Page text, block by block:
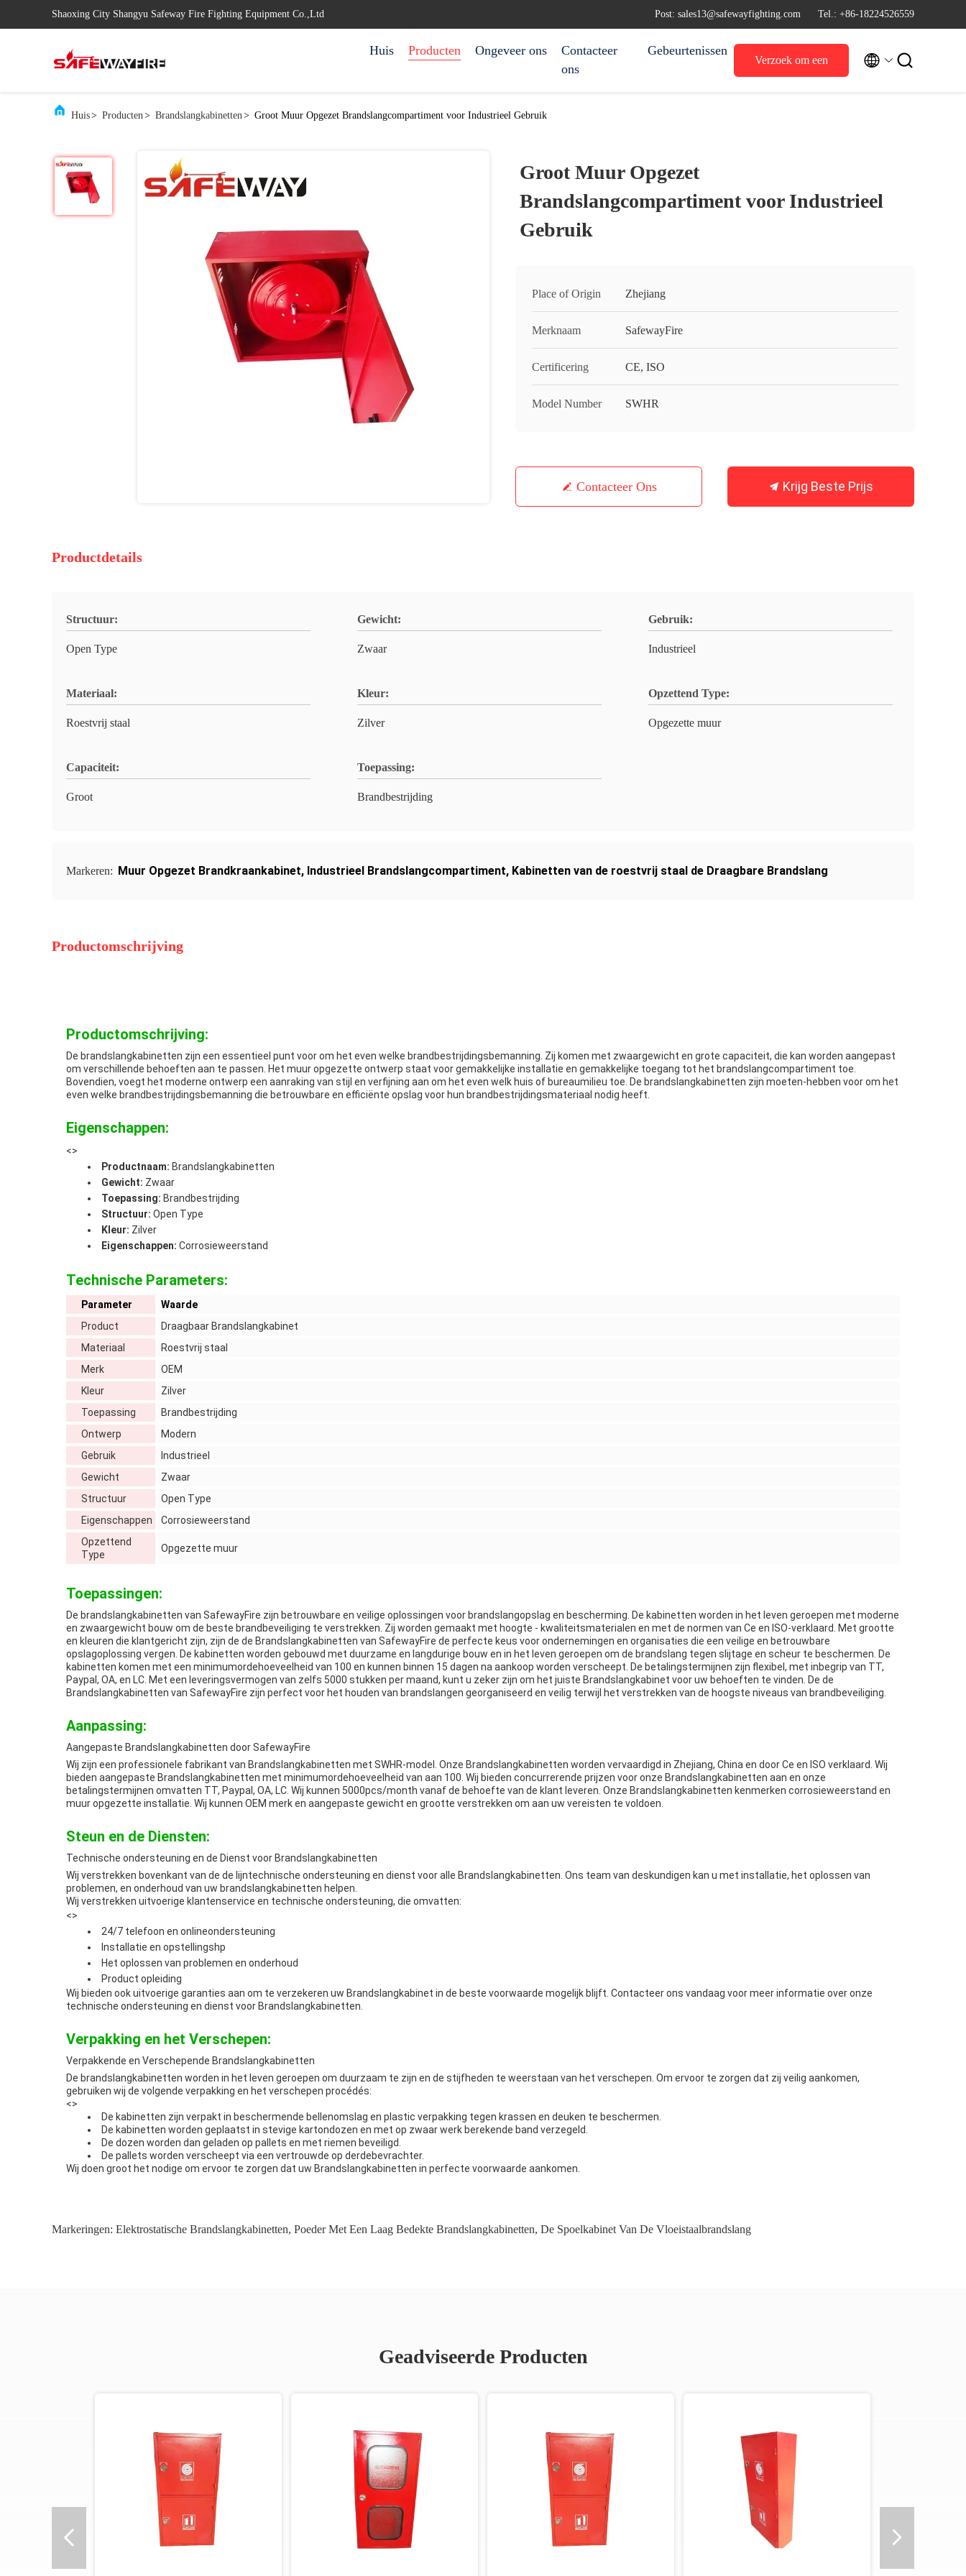
Shaoxing City Shangyu Safeway Fire Fighting Equipment Co.,Ltd Post: sales13@safewayfighting.com Tel.: +86-18224526559
Huis Producten Ongeveer ons
Contacteer
ons
Gebeurtenissen
Verzoek om een  
Huis> Producten> Brandslangkabinetten> Groot Muur Opgezet Brandslangcompartiment voor Industrieel Gebruik
Groot Muur Opgezet
Brandslangcompartiment voor Industrieel
Gebruik
Place of Origin Zhejiang
Merknaam SafewayFire
Certificering CE, ISO
Model Number SWHR
Contacteer Ons Krijg Beste Prijs
Productdetails
Structuur:
Open Type
Gewicht:
Zwaar
Gebruik:
Industrieel
Materiaal:
Roestvrij staal
Kleur:
Zilver
Opzettend Type:
Opgezette muur
Capaciteit:
Groot
Toepassing:
Brandbestrijding
Markeren: Muur Opgezet Brandkraankabinet, Industrieel Brandslangcompartiment, Kabinetten van de roestvrij staal de Draagbare Brandslang
Productomschrijving
Productomschrijving:
De brandslangkabinetten zijn een essentieel punt voor om het even welke brandbestrijdingsbemanning. Zij komen met zwaargewicht en grote capaciteit, die kan worden aangepast
om verschillende behoeften aan te passen. Het muur opgezette ontwerp staat voor gemakkelijke installatie en gemakkelijke toegang tot het brandslangcompartiment toe.
Bovendien, voegt het moderne ontwerp een aanraking van stijl en verfijning aan om het even welk huis of bureaumilieu toe. De brandslangkabinetten zijn moeten-hebben voor om het
even welke brandbestrijdingsbemanning die betrouwbare en efficiënte opslag voor hun brandbestrijdingsmateriaal nodig heeft.
Eigenschappen:
<>
Productnaam: Brandslangkabinetten
Gewicht: Zwaar
Toepassing: Brandbestrijding
Structuur: Open Type
Kleur: Zilver
Eigenschappen: Corrosieweerstand
Technische Parameters:
Parameter
Waarde
Product
Draagbaar Brandslangkabinet
Materiaal
Roestvrij staal
Merk
OEM
Kleur
Zilver
Toepassing
Brandbestrijding
Ontwerp
Modern
Gebruik
Industrieel
Gewicht
Zwaar
Structuur
Open Type
Eigenschappen
Corrosieweerstand
Opzettend
Type
Opgezette muur
Toepassingen:
De brandslangkabinetten van SafewayFire zijn betrouwbare en veilige oplossingen voor brandslangopslag en bescherming. De kabinetten worden in het leven geroepen met moderne
en zwaargewicht bouw om de beste brandbeveiliging te verstrekken. Zij worden gemaakt met hoogte - kwaliteitsmaterialen en met de normen van Ce en ISO-verklaard. Met grootte
en kleuren die klantgericht zijn, zijn de de Brandslangkabinetten van SafewayFire de perfecte keus voor ondernemingen en organisaties die een veilige en betrouwbare
opslagoplossing vergen. De kabinetten worden gebouwd met duurzame en langdurige bouw en in het leven geroepen om de brandslang tegen slijtage en scheur te beschermen. De
kabinetten komen met een minimumordehoeveelheid van 100 en kunnen binnen 15 dagen na aankoop worden verscheept. De betalingstermijnen zijn flexibel, met inbegrip van TT,
Paypal, OA, en LC. Met een leveringsvermogen van zelfs 5000 stukken per maand, kunt u zeker zijn om het juiste Brandslangkabinet voor uw behoeften te vinden. De de
Brandslangkabinetten van SafewayFire zijn perfect voor het houden van brandslangen georganiseerd en veilig terwijl het verstrekken van de hoogste niveaus van brandbeveiliging.
Aanpassing:
Aangepaste Brandslangkabinetten door SafewayFire
Wij zijn een professionele fabrikant van Brandslangkabinetten met SWHR-model. Onze Brandslangkabinetten worden vervaardigd in Zhejiang, China en door Ce en ISO verklaard. Wij
bieden aangepaste Brandslangkabinetten met minimumordehoeveelheid van aan 100. Wij bieden concurrerende prijzen voor onze Brandslangkabinetten aan en onze
betalingstermijnen omvatten TT, Paypal, OA, LC. Wij kunnen 5000pcs/month vanaf de behoefte van de klant leveren. Onze Brandslangkabinetten kenmerken corrosieweerstand en
muur opgezette installatie. Wij kunnen OEM merk en aangepaste gewicht en grootte verstrekken om aan uw vereisten te voldoen.
Steun en de Diensten:
Technische ondersteuning en de Dienst voor Brandslangkabinetten
Wij verstrekken bovenkant van de de lijntechnische ondersteuning en dienst voor alle Brandslangkabinetten. Ons team van deskundigen kan u met installatie, het oplossen van
problemen, en onderhoud van uw brandslangkabinetten helpen.
Wij verstrekken uitvoerige klantenservice en technische ondersteuning, die omvatten:
<>
24/7 telefoon en onlineondersteuning
Installatie en opstellingshp
Het oplossen van problemen en onderhoud
Product opleiding
Wij bieden ook uitvoerige garanties aan om te verzekeren uw Brandslangkabinet in de beste voorwaarde mogelijk blijft. Contacteer ons vandaag voor meer informatie over onze
technische ondersteuning en dienst voor Brandslangkabinetten.
Verpakking en het Verschepen:
Verpakkende en Verschepende Brandslangkabinetten
De brandslangkabinetten worden in het leven geroepen om duurzaam te zijn en de stijfheden te weerstaan van het verschepen. Om ervoor te zorgen dat zij veilig aankomen,
gebruiken wij de volgende verpakking en het verschepen procédés:
<>
De kabinetten zijn verpakt in beschermende bellenomslag en plastic verpakking tegen krassen en deuken te beschermen.
De kabinetten worden geplaatst in stevige kartondozen en met op zwaar werk berekende band verzegeld.
De dozen worden dan geladen op pallets en met riemen beveiligd.
De pallets worden verscheept via een vertrouwde op derdebevrachter.
Wij doen groot het nodige om ervoor te zorgen dat uw Brandslangkabinetten in perfecte voorwaarde aankomen.
Markeringen: Elektrostatische Brandslangkabinetten, Poeder Met Een Laag Bedekte Brandslangkabinetten, De Spoelkabinet Van De Vloeistaalbrandslang
Geadviseerde Producten